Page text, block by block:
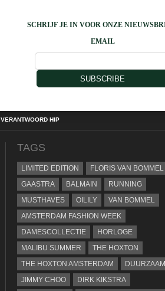
SCHRIJF JE IN VOOR ONZE
EMAIL
SUBSCRIBE
VERANTWOORD HIP
TAGS
LIMITED EDITION
FLORIS VAN BOMMEL
GAASTRA
BALMAIN
RUNNING
MUSTHAVES
OILILY
VAN BOMMEL
AMSTERDAM FASHION WEEK
DAMESCOLLECTIE
HORLOGE
MALIBU SUMMER
THE HOXTON
THE HOXTON AMSTERDAM
DUURZAAM
JIMMY CHOO
DIRK KIKSTRA